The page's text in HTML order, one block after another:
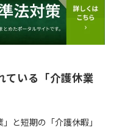
ている「介護休業
と短期の「介護休暇」